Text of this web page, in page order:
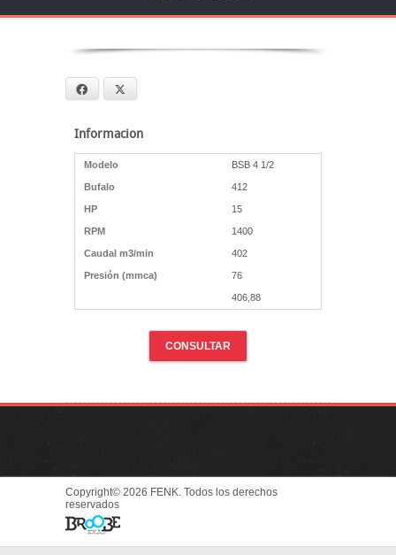
Facebook
Informacion
Modelo BSB 4 1/2
Bufalo 412
HP 15
RPM 1400
Caudal m3/min 402
Presión (mmca) 76
406,88
CONSULTAR
Copyright© 2026 FENK. Todos los derechos
reservados